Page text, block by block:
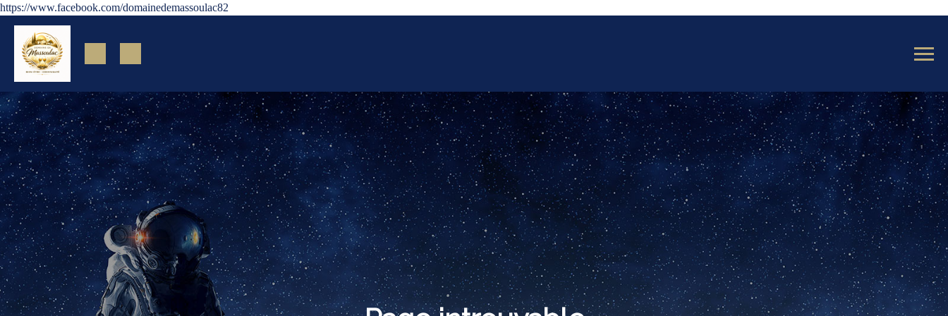
https://www.facebook.com/domainedemassoulac82